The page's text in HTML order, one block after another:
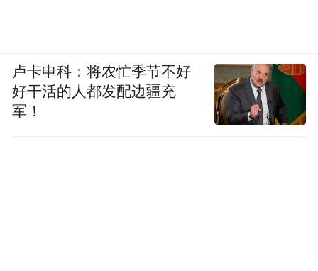
卢卡申科：将农忙季节不好
好干活的人都发配边疆充
军！